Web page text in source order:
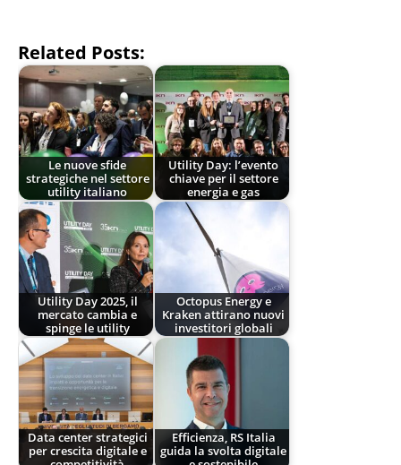
Related Posts:
Le nuove sfide
strategiche nel settore
utility italiano
Utility Day: l’evento
chiave per il settore
energia e gas
Utility Day 2025, il
mercato cambia e
spinge le utility
Octopus Energy e
Kraken attirano nuovi
investitori globali
Data center strategici
per crescita digitale e
Efficienza, RS Italia
guida la svolta digitale